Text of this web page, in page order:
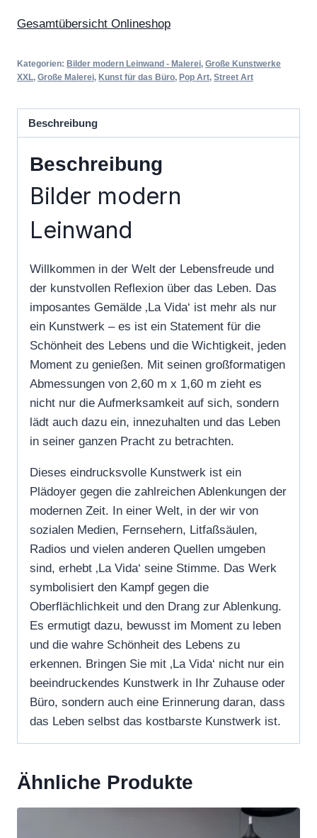
Gesamtübersicht Onlineshop
Kategorien: Bilder modern Leinwand - Malerei, Große Kunstwerke
XXL, Große Malerei, Kunst für das Büro, Pop Art, Street Art
Beschreibung
Beschreibung
Bilder modern
Leinwand
Willkommen in der Welt der Lebensfreude und
der kunstvollen Reflexion über das Leben. Das
imposantes Gemälde ‚La Vida‘ ist mehr als nur
ein Kunstwerk – es ist ein Statement für die
Schönheit des Lebens und die Wichtigkeit, jeden
Moment zu genießen. Mit seinen großformatigen
Abmessungen von 2,60 m x 1,60 m zieht es
nicht nur die Aufmerksamkeit auf sich, sondern
lädt auch dazu ein, innezuhalten und das Leben
in seiner ganzen Pracht zu betrachten.
Dieses eindrucksvolle Kunstwerk ist ein
Plädoyer gegen die zahlreichen Ablenkungen der
modernen Zeit. In einer Welt, in der wir von
sozialen Medien, Fernsehern, Litfaßsäulen,
Radios und vielen anderen Quellen umgeben
sind, erhebt ‚La Vida‘ seine Stimme. Das Werk
symbolisiert den Kampf gegen die
Oberflächlichkeit und den Drang zur Ablenkung.
Es ermutigt dazu, bewusst im Moment zu leben
und die wahre Schönheit des Lebens zu
erkennen. Bringen Sie mit ‚La Vida‘ nicht nur ein
beeindruckendes Kunstwerk in Ihr Zuhause oder
Büro, sondern auch eine Erinnerung daran, dass
das Leben selbst das kostbarste Kunstwerk ist.
Ähnliche Produkte